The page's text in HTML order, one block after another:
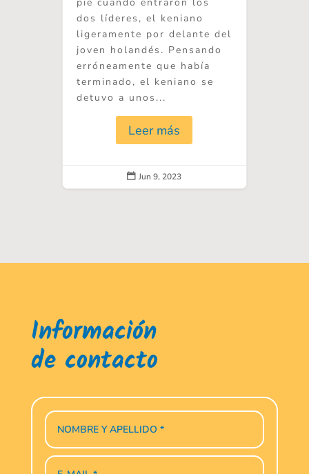
dos líderes, el keniano
ligeramente por delante del
joven holandés. Pensando
erróneamente que había
terminado, el keniano se
detuvo a unos...
Leer más
 Jun 9, 2023
Información
de contacto